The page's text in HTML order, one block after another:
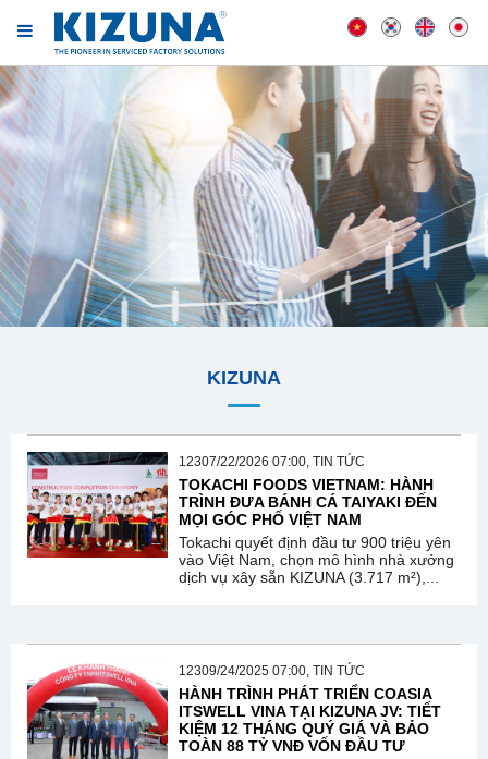
KIZUNA
12307/22/2026 07:00, TIN TỨC
TOKACHI FOODS VIETNAM: HÀNH
TRÌNH ĐƯA BÁNH CÁ TAIYAKI ĐẾN
MỌI GÓC PHỐ VIỆT NAM
Tokachi quyết định đầu tư 900 triệu yên
vào Việt Nam, chọn mô hình nhà xưởng
dịch vụ xây sẵn KIZUNA (3.717 m²),...
12309/24/2025 07:00, TIN TỨC
HÀNH TRÌNH PHÁT TRIỂN COASIA
ITSWELL VINA TẠI KIZUNA JV: TIẾT
KIỆM 12 THÁNG QUÝ GIÁ VÀ BẢO
TOÀN 88 TỶ VNĐ VỐN ĐẦU TƯ